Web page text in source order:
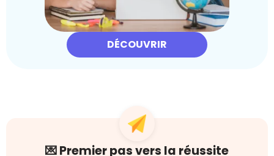
DÉCOUVRIR
💌 Premier pas vers la réussite